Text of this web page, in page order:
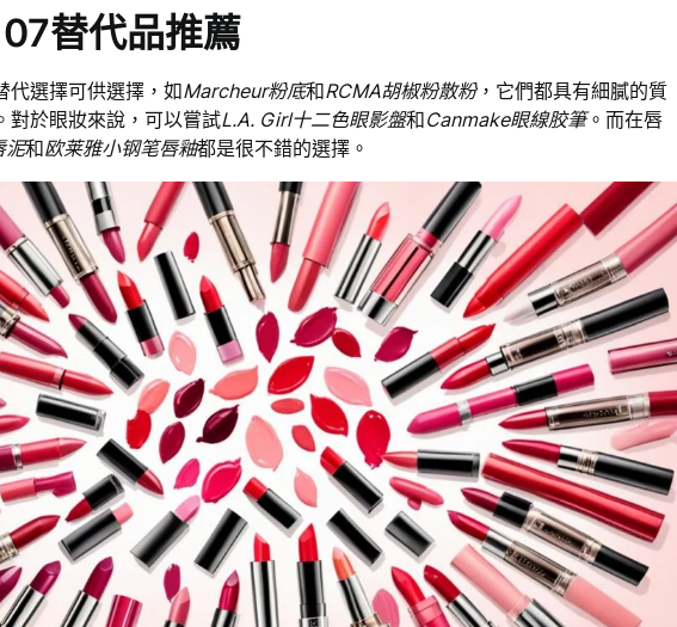
替代品推薦
代選擇可供選擇，如Marcheur粉底和RCMA胡椒粉散粉，它們都具有細膩的質
對於眼妝來說，可以嘗試L.A. Girl十二色眼影盤和Canmake眼線胶筆。而在唇
泥和欧莱雅小钢笔唇釉都是很不錯的選擇。